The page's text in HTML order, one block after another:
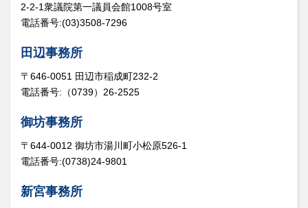
2-2-1衆議院第一議員会館1008号室
電話番号:(03)3508-7296
田辺事務所
〒646-0051 田辺市稲成町232-2
電話番号:（0739）26-2525
御坊事務所
〒644-0012 御坊市湯川町小松原526-1
電話番号:(0738)24-9801
新宮事務所